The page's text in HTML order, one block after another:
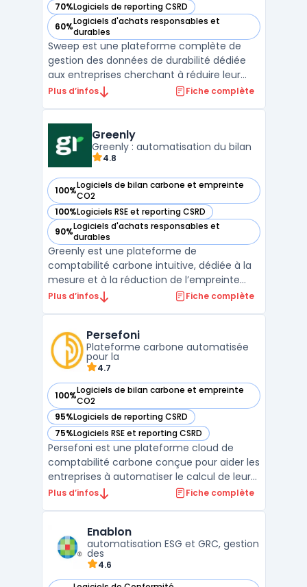
70%Logiciels de reporting CSRD
— voir Sweep dans cette catégorie
60%Logiciels d'achats responsables et
durables
— voir Sweep dans cette catégorie
Sweep est une plateforme complète de
gestion des données de durabilité dédiée
aux entreprises cherchant à réduire leur
empreinte carbone tout en se conformant
émissions carbone, couvrant à la fois les
émissions dire ...
Plus d’infos Fiche complète
Greenly
Greenly : automatisation du bilan
4.8
100%Logiciels de bilan carbone et empreinte
CO2
— voir Greenly dans cette catégorie
100%Logiciels RSE et reporting CSRD
— voir Greenly dans cette catégorie
90%Logiciels d'achats responsables et
durables
— voir Greenly dans cette catégorie
Greenly est une plateforme de
comptabilité carbone intuitive, dédiée à la
mesure et à la réduction de l’empreinte
carbone des entreprises. Elle s’intègre
données variées (consommation
énergétique, déplacements, etc.), perm ...
Plus d’infos Fiche complète
Persefoni
Plateforme carbone automatisée
pour la
4.7
100%Logiciels de bilan carbone et empreinte
CO2
— voir Persefoni dans cette catégorie
95%Logiciels de reporting CSRD
— voir Persefoni dans cette catégorie
75%Logiciels RSE et reporting CSRD
— voir Persefoni dans cette catégorie
Persefoni est une plateforme cloud de
comptabilité carbone conçue pour aider les
entreprises à automatiser le calcul de leur
empreinte carbone et à se conformer aux
intuitive, la plateforme permet de suivre les
émission ...
Plus d’infos Fiche complète
Enablon
automatisation ESG et GRC, gestion
des
4.6